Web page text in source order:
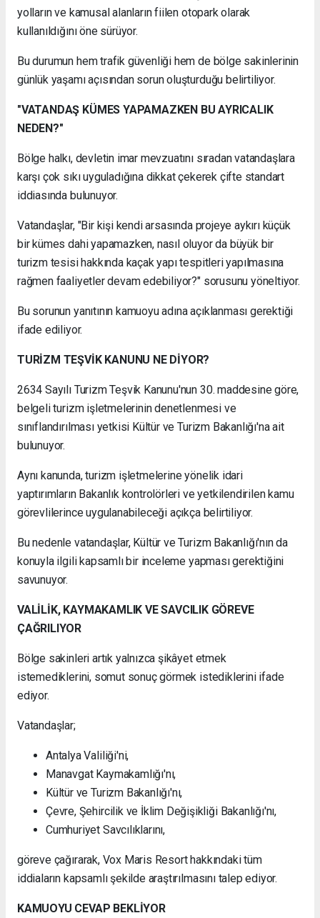
yolların ve kamusal alanların fiilen otopark olarak
kullanıldığını öne sürüyor.
Bu durumun hem trafik güvenliği hem de bölge sakinlerinin
günlük yaşamı açısından sorun oluşturduğu belirtiliyor.
"VATANDAŞ KÜMES YAPAMAZKEN BU AYRICALIK
NEDEN?"
Bölge halkı, devletin imar mevzuatını sıradan vatandaşlara
karşı çok sıkı uyguladığına dikkat çekerek çifte standart
iddiasında bulunuyor.
Vatandaşlar, "Bir kişi kendi arsasında projeye aykırı küçük
bir kümes dahi yapamazken, nasıl oluyor da büyük bir
turizm tesisi hakkında kaçak yapı tespitleri yapılmasına
rağmen faaliyetler devam edebiliyor?" sorusunu yöneltiyor.
Bu sorunun yanıtının kamuoyu adına açıklanması gerektiği
ifade ediliyor.
TURİZM TEŞVİK KANUNU NE DİYOR?
2634 Sayılı Turizm Teşvik Kanunu'nun 30. maddesine göre,
belgeli turizm işletmelerinin denetlenmesi ve
sınıflandırılması yetkisi Kültür ve Turizm Bakanlığı'na ait
bulunuyor.
Aynı kanunda, turizm işletmelerine yönelik idari
yaptırımların Bakanlık kontrolörleri ve yetkilendirilen kamu
görevlilerince uygulanabileceği açıkça belirtiliyor.
Bu nedenle vatandaşlar, Kültür ve Turizm Bakanlığı'nın da
konuyla ilgili kapsamlı bir inceleme yapması gerektiğini
savunuyor.
VALİLİK, KAYMAKAMLIK VE SAVCILIK GÖREVE
ÇAĞRILIYOR
Bölge sakinleri artık yalnızca şikâyet etmek
istemediklerini, somut sonuç görmek istediklerini ifade
ediyor.
Vatandaşlar;
Antalya Valiliği'ni,
Manavgat Kaymakamlığı'nı,
Kültür ve Turizm Bakanlığı'nı,
Çevre, Şehircilik ve İklim Değişikliği Bakanlığı'nı,
Cumhuriyet Savcılıklarını,
göreve çağırarak, Vox Maris Resort hakkındaki tüm
iddiaların kapsamlı şekilde araştırılmasını talep ediyor.
KAMUOYU CEVAP BEKLİYOR